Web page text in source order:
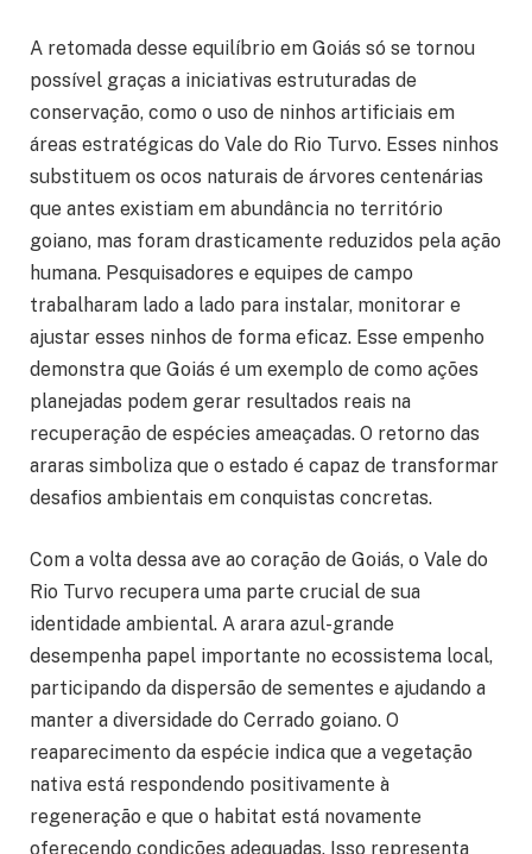
A retomada desse equilíbrio em Goiás só se tornou
possível graças a iniciativas estruturadas de
conservação, como o uso de ninhos artificiais em
áreas estratégicas do Vale do Rio Turvo. Esses ninhos
substituem os ocos naturais de árvores centenárias
que antes existiam em abundância no território
goiano, mas foram drasticamente reduzidos pela ação
humana. Pesquisadores e equipes de campo
trabalharam lado a lado para instalar, monitorar e
ajustar esses ninhos de forma eficaz. Esse empenho
demonstra que Goiás é um exemplo de como ações
planejadas podem gerar resultados reais na
recuperação de espécies ameaçadas. O retorno das
araras simboliza que o estado é capaz de transformar
desafios ambientais em conquistas concretas.
Com a volta dessa ave ao coração de Goiás, o Vale do
Rio Turvo recupera uma parte crucial de sua
identidade ambiental. A arara azul-grande
desempenha papel importante no ecossistema local,
participando da dispersão de sementes e ajudando a
manter a diversidade do Cerrado goiano. O
reaparecimento da espécie indica que a vegetação
nativa está respondendo positivamente à
regeneração e que o habitat está novamente
oferecendo condições adequadas. Isso representa